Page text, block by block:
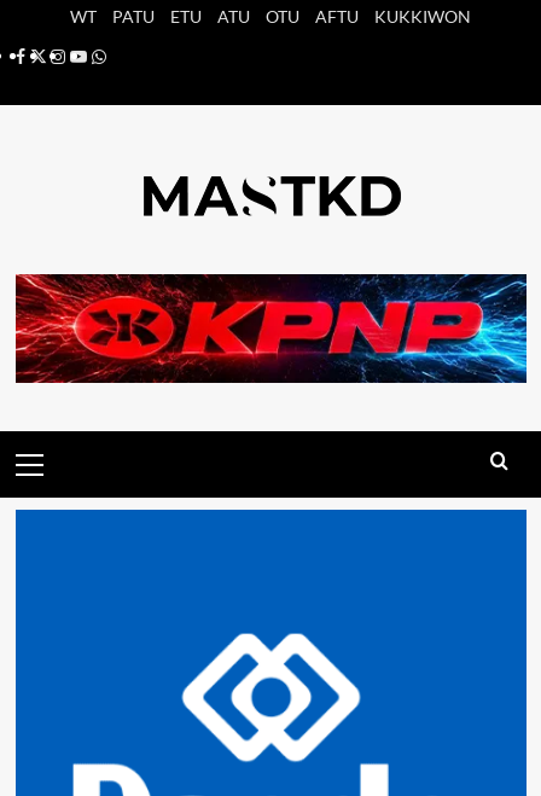
WT PATU ETU ATU OTU AFTU
KUKKIWON
Facebook
X Instagram
YouTube
Whatsapp
principal